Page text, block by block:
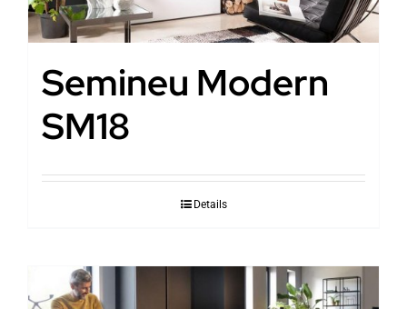
Semineu Modern
SM18
Details